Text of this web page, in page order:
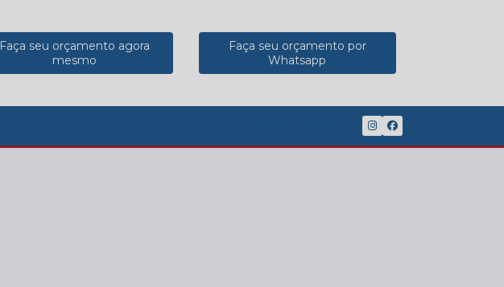
Faça seu orçamento agora
mesmo
Faça seu orçamento por
Whatsapp